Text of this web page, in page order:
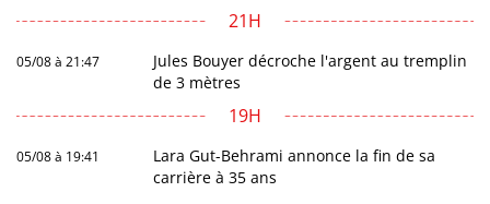
21H
05/08 à 21:47
Jules Bouyer décroche l'argent au tremplin
de 3 mètres
19H
05/08 à 19:41
Lara Gut-Behrami annonce la fin de sa
carrière à 35 ans